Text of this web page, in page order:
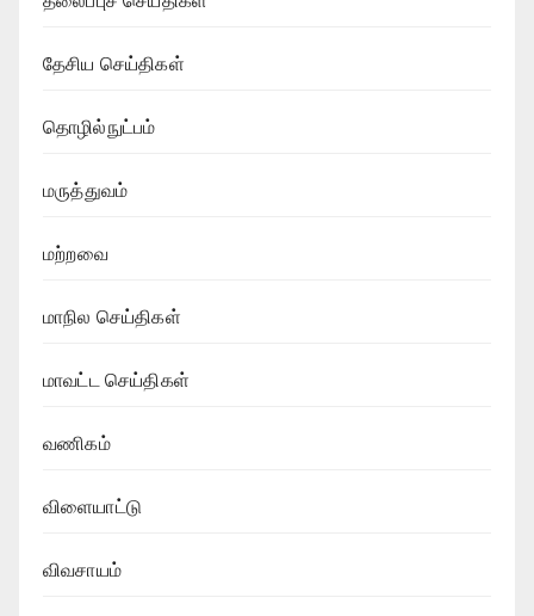
தேசிய செய்திகள்
தொழில்நுட்பம்
மருத்துவம்
மற்றவை
மாநில செய்திகள்
மாவட்ட செய்திகள்
வணிகம்
விளையாட்டு
விவசாயம்